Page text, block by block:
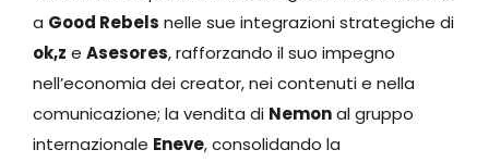
a Good Rebels nelle sue integrazioni strategiche di
ok,z e Asesores, rafforzando il suo impegno
nell’economia dei creator, nei contenuti e nella
comunicazione; la vendita di Nemonal gruppo
internazionale Eneve, consolidando la